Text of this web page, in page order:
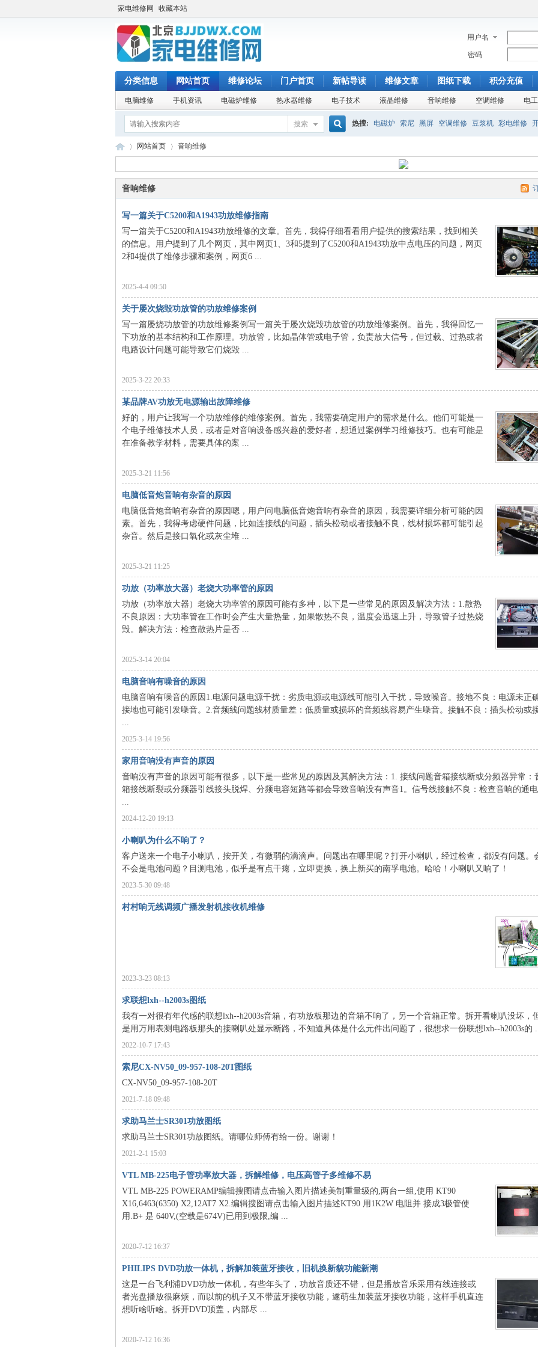
家电维修网 收藏本站
用户名
密码
分类信息 网站首页 维修论坛 门户首页 新帖导读 维修文章 图纸下载 积分充值
电脑维修 手机资讯 电磁炉维修 热水器维修 电子技术 液晶维修 音响维修 空调维修 电
搜索 热搜: 电磁炉 索尼 黑屏 空调维修 豆浆机 彩电维修
家 ›
网站首页
›
音响维修
音响维修
写一篇关于C5200和A1943功放维修指南
写一篇关于C5200和A1943功放维修的文章。首先，我得仔细看看用户提供的搜索结果，找到相关
的信息。用户提到了几个网页，其中网页1、3和5提到了C5200和A1943功放中点电压的问题，网页
2和4提供了维修步骤和案例，网页6 ...
2025-4-4 09:50
关于屡次烧毁功放管的功放维修案例
写一篇屡烧功放管的功放维修案例写一篇关于屡次烧毁功放管的功放维修案例。首先，我得回忆一
下功放的基本结构和工作原理。功放管，比如晶体管或电子管，负责放大信号，但过载、过热或者
电路设计问题可能导致它们烧毁 ...
2025-3-22 20:33
某品牌AV功放无电源输出故障维修
好的，用户让我写一个功放维修的维修案例。首先，我需要确定用户的需求是什么。他们可能是一
个电子维修技术人员，或者是对音响设备感兴趣的爱好者，想通过案例学习维修技巧。也有可能是
在准备教学材料，需要具体的案 ...
2025-3-21 11:56
电脑低音炮音响有杂音的原因
电脑低音炮音响有杂音的原因嗯，用户问电脑低音炮音响有杂音的原因，我需要详细分析可能的因
素。首先，我得考虑硬件问题，比如连接线的问题，插头松动或者接触不良，线材损坏都可能引起
杂音。然后是接口氧化或灰尘堆 ...
2025-3-21 11:25
功放（功率放大器）老烧大功率管的原因
功放（功率放大器）老烧大功率管的原因可能有多种，以下是一些常见的原因及解决方法：1.散热
不良原因：大功率管在工作时会产生大量热量，如果散热不良，温度会迅速上升，导致管子过热烧
毁。解决方法：检查散热片是否 ...
2025-3-14 20:04
电脑音响有噪音的原因
电脑音响有噪音的原因1.电源问题电源干扰：劣质电源或电源线可能引入干扰，导致噪音。接地不良：电源未正
接地也可能引发噪音。2.音频线问题线材质量差：低质量或损坏的音频线容易产生噪音。接触不良：插头松动或
...
2025-3-14 19:56
家用音响没有声音的原因
音响没有声音的原因可能有很多，以下是一些常见的原因及其解决方法：1. 接线问题音箱接线断或分频器异常：
箱接线断裂或分频器引线接头脱焊、分频电容短路等都会导致音响没有声音1。信号线接触不良：检查音响的通电
...
2024-12-20 19:13
小喇叭为什么不响了？
客户送来一个电子小喇叭，按开关，有微弱的滴滴声。问题出在哪里呢？打开小喇叭，经过检查，都没有问题。
不会是电池问题？目测电池，似乎是有点干瘪，立即更换，换上新买的南孚电池。哈哈！小喇叭又响了！
2023-5-30 09:48
村村响无线调频广播发射机接收机维修
2023-3-23 08:13
求联想lxh--h2003s图纸
我有一对很有年代感的联想lxh--h2003s音箱，有功放板那边的音箱不响了，另一个音箱正常。拆开看喇叭没坏，
是用万用表测电路板那头的接喇叭处显示断路，不知道具体是什么元件出问题了，很想求一份联想lxh--h2003s的
2022-10-7 17:43
索尼CX-NV50_09-957-108-20T图纸
CX-NV50_09-957-108-20T
2021-7-18 09:48
求助马兰士SR301功放图纸
求助马兰士SR301功放图纸。请哪位师傅有给一份。谢谢！
2021-2-1 15:03
VTL MB-225电子管功率放大器，拆解维修，电压高管子多维修不易
VTL MB-225 POWERAMP编辑搜图请点击输入图片描述美制重量级的,两台一组,使用 KT90
X16,6463(6350) X2,12AT7 X2.编辑搜图请点击输入图片描述KT90 用1K2W 电阻并 接成3极管使
用.B+ 是 640V,(空载是674V)已用到极限,编 ...
2020-7-12 16:37
PHILIPS DVD功放一体机，拆解加装蓝牙接收，旧机换新貌功能新潮
这是一台飞利浦DVD功放一体机，有些年头了，功放音质还不错，但是播放音乐采用有线连接或
者光盘播放很麻烦，而以前的机子又不带蓝牙接收功能，遂萌生加装蓝牙接收功能，这样手机直连
想听啥听啥。拆开DVD顶盖，内部尽 ...
2020-7-12 16:36